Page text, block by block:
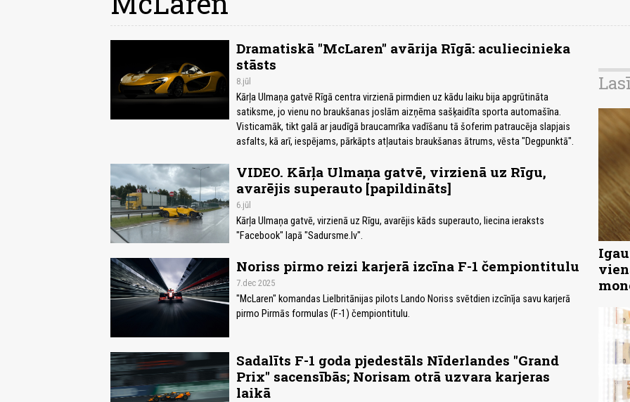
Dramatiskā "McLaren" avārija Rīgā: aculiecinieka
stāsts
8.jūl
Kārļa Ulmaņa gatvē Rīgā centra virzienā pirmdien uz kādu laiku bija apgrūtināta
satiksme, jo vienu no braukšanas joslām aizņēma sašķaidīta sporta automašīna.
Visticamāk, tikt galā ar jaudīgā braucamrīka vadīšanu tā šoferim patraucēja slapjais
asfalts, kā arī, iespējams, pārkāpts atļautais braukšanas ātrums, vēsta "Degpunktā".
VIDEO. Kārļa Ulmaņa gatvē, virzienā uz Rīgu,
avarējis superauto [papildināts]
6.jūl
Kārļa Ulmaņa gatvē, virzienā uz Rīgu, avarējis kāds superauto, liecina ieraksts
"Facebook" lapā "Sadursme.lv".
Noriss pirmo reizi karjerā izcīna F-1 čempiontitulu
7.dec 2025
"McLaren" komandas Lielbritānijas pilots Lando Noriss svētdien izcīnīja savu karjerā
pirmo Pirmās formulas (F-1) čempiontitulu.
Sadalīts F-1 goda pjedestāls Nīderlandes "Grand
Prix" sacensībās; Norisam otrā uzvara karjeras
laikā